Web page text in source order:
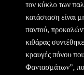
τον κύκλο των
κατάσταση είναι
παντού,
κιθάρας
κραυγές πόνου
Φαντασμάτων”,